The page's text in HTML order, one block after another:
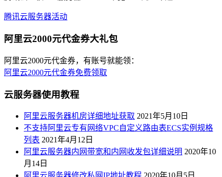
腾讯云服务器活动
阿里云2000元代金券大礼包
阿里云2000元代金券，有账号就能领：
阿里云2000元代金券免费领取
云服务器使用教程
阿里云服务器机房详细地址获取 2021年5月10日
不支持阿里云专有网络VPC自定义路由表ECS实例规格
列表 2021年4月12日
阿里云服务器内网带宽和内网收发包详细说明 2020年10
月14日